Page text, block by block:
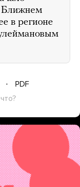
Ближнем
в регионе
PDF